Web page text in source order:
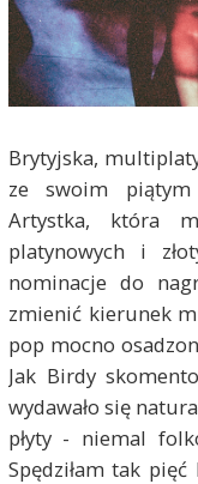
Brytyjska,
ze swoim piątym
Artystka, która
platynowych i
nominacje do
zmienić kierunek
pop mocno
Jak Birdy
wydawało się
płyty - niemal
Spędziłam tak